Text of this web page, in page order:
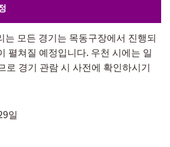
는 모든 경기는 목동구장에서 진행되
펼쳐질 예정입니다. 우천 시에는 일
로 경기 관람 시 사전에 확인하시기
일